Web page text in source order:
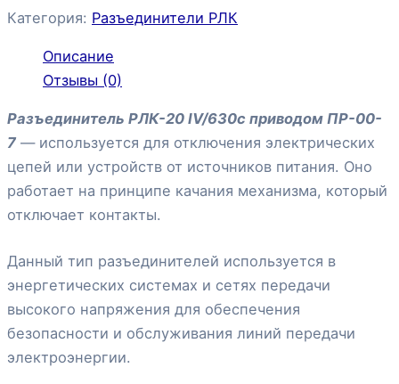
Категория: Разъединители РЛК
Описание
Отзывы (0)
Разъединитель РЛК-20 IV/630с приводом ПР-00-
7 — используется для отключения электрических
цепей или устройств от источников питания. Оно
работает на принципе качания механизма, который
отключает контакты.
Данный тип разъединителей используется в
энергетических системах и сетях передачи
высокого напряжения для обеспечения
безопасности и обслуживания линий передачи
электроэнергии.